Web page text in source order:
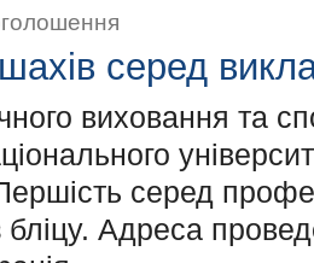
серед
виховання та
серед
бліцу. Адреса